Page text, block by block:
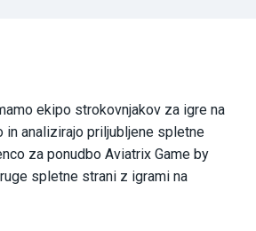
ekipo strokovnjakov za igre na
in analizirajo priljubljene spletne
za ponudbo Aviatrix Game by
spletne strani z igrami na